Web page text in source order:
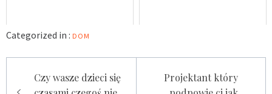
Categorized in : DOM
wpisuCzy wasze dzieci się
Projektant który